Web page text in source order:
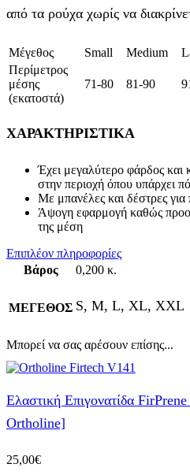
από τα ρούχα χωρίς να
Μέγεθος Small Medium
Περίμετρος
μέσης
(εκατοστά)
71-80 81-90
ΧΑΡΑΚΤΗΡΙΣΤΙΚΑ
Έχει μεγαλύτερο φάρδος και
στην περιοχή όπου υπάρχει
Με μπανέλες και δέστρες
Άψογη εφαρμογή καθώς
της μέση
Επιπλέον πληροφορίες
Βάρος
0,200 κ.
ΜΕΓΕΘΟΣ S, M, L, XL, XXL
Μπορεί να σας αρέσουν επίσης...
Ελαστική Επιγονατίδα
Ortholine]
25,00€